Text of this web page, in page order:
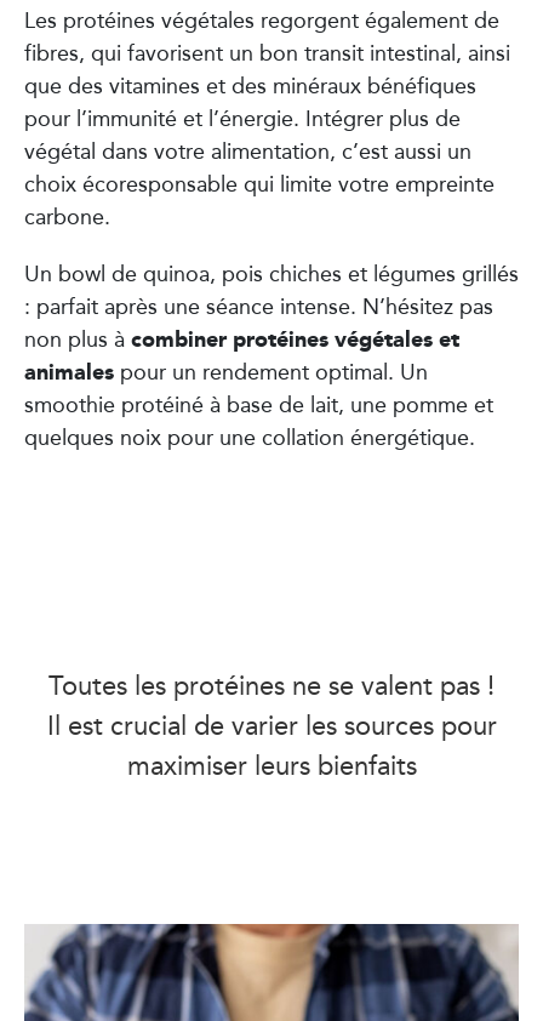
Les protéines végétales regorgent également de
fibres, qui favorisent un bon transit intestinal, ainsi
que des vitamines et des minéraux bénéfiques
pour l’immunité et l’énergie. Intégrer plus de
végétal dans votre alimentation, c’est aussi un
choix écoresponsable qui limite votre empreinte
carbone.
Un bowl de quinoa, pois chiches et légumes grillés
: parfait après une séance intense. N’hésitez pas
non plus àcombiner protéines végétales et
animales pour un rendement optimal. Un
smoothie protéiné à base de lait, une pomme et
quelques noix pour une collation énergétique.
Toutes les protéines ne se valent pas !
Il est crucial de varier les sources pour
maximiser leurs bienfaits